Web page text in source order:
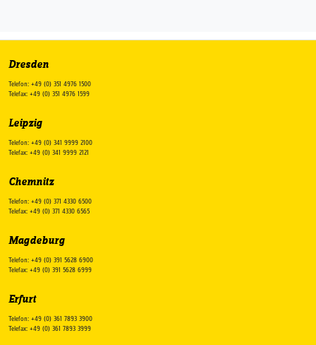
Dresden
Telefon: +49 (0) 351 4976 1500
Telefax: +49 (0) 351 4976 1599
Leipzig
Telefon: +49 (0) 341 9999 2100
Telefax: +49 (0) 341 9999 2121
Chemnitz
Telefon: +49 (0) 371 4330 6500
Telefax: +49 (0) 371 4330 6565
Magdeburg
Telefon: +49 (0) 391 5628 6900
Telefax: +49 (0) 391 5628 6999
Erfurt
Telefon: +49 (0) 361 7893 3900
Telefax: +49 (0) 361 7893 3999